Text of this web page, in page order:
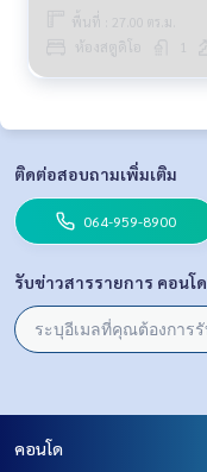
พื้นที่ : 27.00 ตร.ม.
ห้องสตูดิโอ
ติดต่อสอบถามเพิ่มเติม
064-959-8900
รับข่าวสารรายการ คอนโ
คอนโด